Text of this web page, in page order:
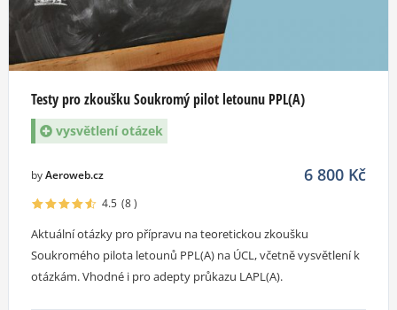
Testy pro zkoušku Soukromý pilot letounu PPL(A)
vysvětlení otázek
byAeroweb.cz 6 800 Kč
4.5 (8)
Aktuální otázky pro přípravu na teoretickou zkoušku
Soukromého pilota letounů PPL(A) na ÚCL, včetně vysvětlení k
otázkám. Vhodné i pro adepty průkazu LAPL(A).